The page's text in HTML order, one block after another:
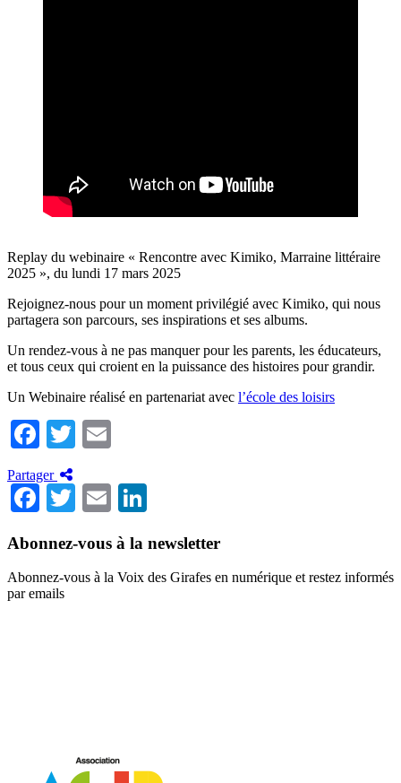
Replay du webinaire « Rencontre avec Kimiko, Marraine littéraire
2025 », du lundi 17 mars 2025
Rejoignez-nous pour un moment privilégié avec Kimiko, qui nous
partagera son parcours, ses inspirations et ses albums.
Un rendez-vous à ne pas manquer pour les parents, les éducateurs,
et tous ceux qui croient en la puissance des histoires pour grandir.
Un Webinaire réalisé en partenariat avec l’école des loisirs
Facebook
Twitter
Partager
Facebook
TwitterEmail
Abonnez-vous à la newsletter
Abonnez-vous à la Voix des Girafes en numérique et restez informés
par emails